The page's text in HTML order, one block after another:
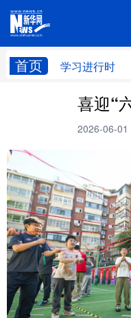
首页 学习进行时
高层
财经
台湾
科技 科创
文化 书画
访谈 视频
法律 中央文
食品 人居
喜迎“
2026-06-01